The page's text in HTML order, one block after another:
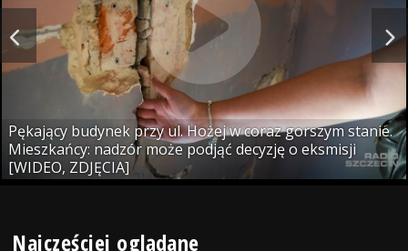
Pękający budynek przy ul. Hożej w coraz gorszym stanie.
Mieszkańcy: nadzór może podjąć decyzję o eksmisji
[WIDEO, ZDJĘCIA]
Najczęściej oglądane